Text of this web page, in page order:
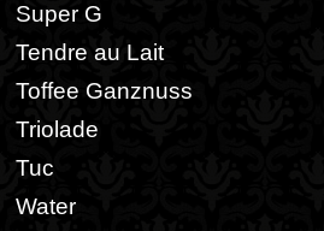
Super G
Tendre au Lait
Toffee Ganznuss
Triolade
Tuc
Water